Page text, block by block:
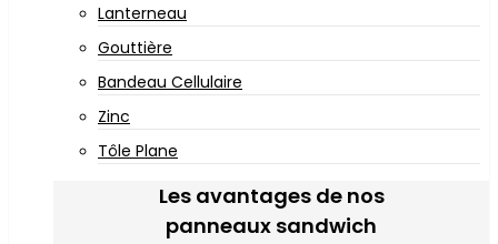
Lanterneau
Gouttière
Bandeau Cellulaire
Zinc
Tôle Plane
Les avantages de nos
panneaux sandwich